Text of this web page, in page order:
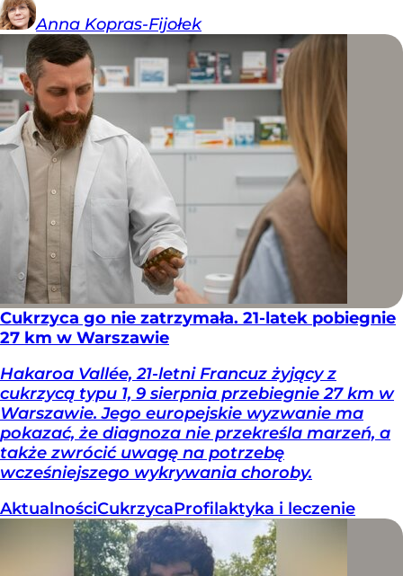
Anna Kopras-Fijołek
Cukrzyca go nie zatrzymała. 21-latek pobiegnie
27 km w Warszawie
Hakaroa Vallée, 21-letni Francuz żyjący z
cukrzycą typu 1, 9 sierpnia przebiegnie 27 km w
Warszawie. Jego europejskie wyzwanie ma
pokazać, że diagnoza nie przekreśla marzeń, a
także zwrócić uwagę na potrzebę
wcześniejszego wykrywania choroby.
AktualnościCukrzycaProfilaktyka i leczenie